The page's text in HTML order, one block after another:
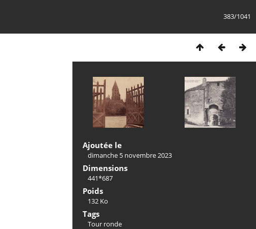
383/1041
Ajoutée le
dimanche 5 novembre 2023
Dimensions
441*687
Poids
132 Ko
Tags
Tour ronde